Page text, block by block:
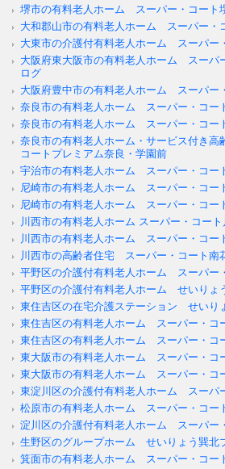
堺市の有料老人ホーム スーパー・コート
大和郡山市の有料老人ホーム スーパー・
大東市の介護付有料老人ホーム スーパー
大阪府東大阪市の有料老人ホーム スーパ
ログ
大阪府豊中市の有料老人ホーム スーパー
奈良市の有料老人ホーム スーパー・コー
奈良市の有料老人ホーム スーパー・コー
奈良市の有料老人ホーム・サービス付き
コートプレミアム奈良・学園前
宇治市の有料老人ホーム スーパー・コー
尼崎市の有料老人ホーム スーパー・コー
尼崎市の有料老人ホーム スーパー・コー
川西市の有料老人ホーム スーパー・コー
川西市の有料老人ホーム スーパー・コー
川西市の高齢者住宅 スーパー・コート南
平野区の介護付有料老人ホーム スーパー
平野区の介護付有料老人ホーム せいりょ
東住吉区の在宅介護ステーション せいり
東住吉区の有料老人ホーム スーパー・コ
東住吉区の有料老人ホーム スーパー・コ
東大阪市の有料老人ホーム スーパー・コ
東大阪市の有料老人ホーム スーパー・コ
東淀川区の介護付有料老人ホーム スーパ
松原市の有料老人ホーム スーパー・コー
淀川区の介護付有料老人ホーム スーパー
生野区のグループホーム せいりょう巽北
箕面市の有料老人ホーム スーパー・コー